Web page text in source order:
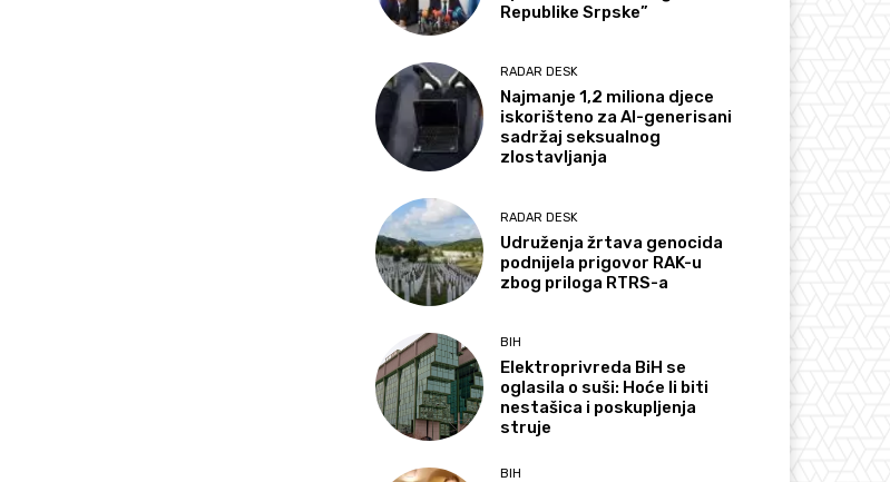
Republike Srpske”
RADAR DESK
Najmanje 1,2 miliona djece
iskorišteno za AI-generisani
sadržaj seksualnog
zlostavljanja
RADAR DESK
Udruženja žrtava genocida
podnijela prigovor RAK-u
zbog priloga RTRS-a
BIH
Elektroprivreda BiH se
oglasila o suši: Hoće li biti
nestašica i poskupljenja
struje
BIH